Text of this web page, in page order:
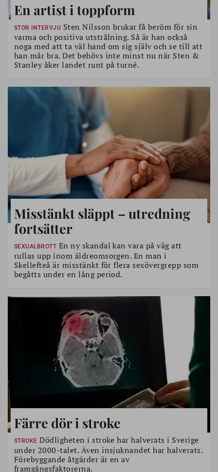
En artist i toppform
STOR INTERVJU Sten Nilsson brukar få beröm för sin
varma och positiva utstrålning. Så är han också
noga med att ta väl hand om sig själv och se till att
han mår bra. Det behövs inte minst nu när Sten &
Stanley åker landet runt på turné.
Misstänkt släppt – utredning
fortsätter
SEXUALBROTT En ny skandal kan vara på väg att
rullas upp inom äldreomsorgen. En man i
Skellefteå är misstänkt för flera sexövergrepp som
begåtts under en lång period.
Färre dör i stroke
STROKE Dödligheten i stroke har halverats i Sverige
under 2000-talet. Även insjuknandet har halverats.
Förebyggande åtgärder är en av
framgångsfaktorerna.